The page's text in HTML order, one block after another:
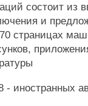
состоит из
и
страницах
- иностранных